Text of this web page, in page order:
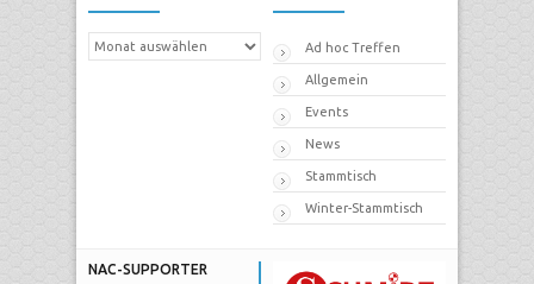
News
Archive
Ad hoc Treffen
Allgemein
Events
News
Stammtisch
Winter-Stammtisch
NAC-SUPPORTER